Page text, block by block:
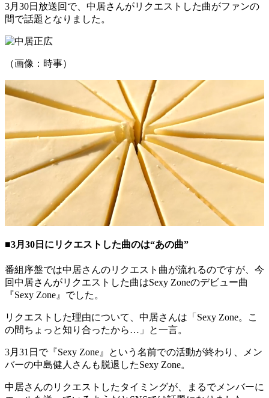
3月30日放送回で、中居さんがリクエストした曲がファンの
間で話題となりました。
（画像：時事）
■3月30日にリクエストした曲のは“あの曲”
番組序盤では中居さんのリクエスト曲が流れるのですが、今
回中居さんがリクエストした曲はSexy Zoneのデビュー曲
『Sexy Zone』でした。
リクエストした理由について、中居さんは「Sexy Zone。こ
の間ちょっと知り合ったから…」と一言。
3月31日で『Sexy Zone』という名前での活動が終わり、メン
バーの中島健人さんも脱退したSexy Zone。
中居さんのリクエストしたタイミングが、まるでメンバーに